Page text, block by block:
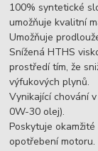
100% syntetické
umožňuje kvalitní
Umožňuje
Snížená HTHS
prostředí tím, že
výfukových plynů.
Vynikající chování
0W-30 olej).
Poskytuje
opotřebení motoru.